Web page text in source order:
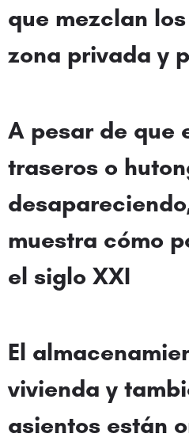
que mezclan
zona privada y
A pesar de que
traseros o
muestra cómo
el siglo XXI
El
vivienda y
asientos están